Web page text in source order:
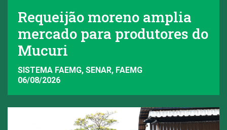
Requeijão moreno amplia
mercado para produtores do
Mucuri
SISTEMA FAEMG, SENAR, FAEMG
06/08/2026